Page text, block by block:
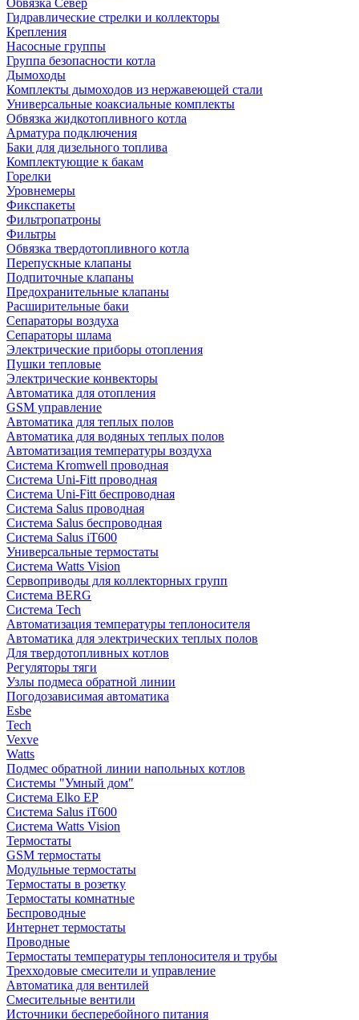
Гидравлические стрелки и коллекторы
Крепления
Насосные группы
Группа безопасности котла
Дымоходы
Комплекты дымоходов из нержавеющей стали
Универсальные коаксиальные комплекты
Обвязка жидкотопливного котла
Арматура подключения
Баки для дизельного топлива
Комплектующие к бакам
Горелки
Уровнемеры
Фикспакеты
Фильтропатроны
Фильтры
Обвязка твердотопливного котла
Перепускные клапаны
Подпиточные клапаны
Предохранительные клапаны
Расширительные баки
Сепараторы воздуха
Сепараторы шлама
Электрические приборы отопления
Пушки тепловые
Электрические конвекторы
Автоматика для отопления
GSM управление
Автоматика для теплых полов
Автоматика для водяных теплых полов
Автоматизация температуры воздуха
Система Kromwell проводная
Система Uni-Fitt проводная
Система Uni-Fitt беспроводная
Система Salus проводная
Система Salus беспроводная
Система Salus iT600
Универсальные термостаты
Система Watts Vision
Сервоприводы для коллекторных групп
Система BERG
Система Tech
Автоматизация температуры теплоносителя
Автоматика для электрических теплых полов
Для твердотопливных котлов
Регуляторы тяги
Узлы подмеса обратной линии
Погодозависимая автоматика
Esbe
Tech
Vexve
Watts
Подмес обратной линии напольных котлов
Системы "Умный дом"
Система Elko EP
Система Salus iT600
Система Watts Vision
Термостаты
GSM термостаты
Модульные термостаты
Термостаты в розетку
Термостаты комнатные
Беспроводные
Интернет термостаты
Проводные
Термостаты температуры теплоносителя и трубы
Трехходовые смесители и управление
Автоматика для вентилей
Смесительные вентили
Источники бесперебойного питания